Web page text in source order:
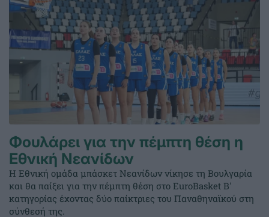
Φουλάρει για την πέμπτη θέση η
Εθνική Νεανίδων
Η Εθνική ομάδα μπάσκετ Νεανίδων νίκησε τη Βουλγαρία
και θα παίξει για την πέμπτη θέση στο EuroBasket Β'
κατηγορίας έχοντας δύο παίκτριες του Παναθηναϊκού στη
σύνθεσή της.